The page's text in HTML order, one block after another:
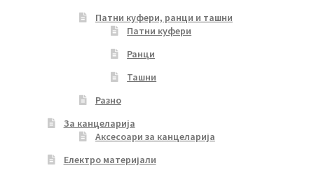
Патни куфери, ранци и ташни
Патни куфери
Ранци
Ташни
Разно
За канцеларија
Аксесоари за канцеларија
Електро материјали